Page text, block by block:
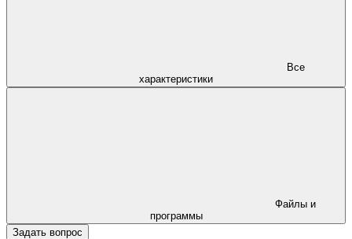
характеристики
программы
Задать вопрос